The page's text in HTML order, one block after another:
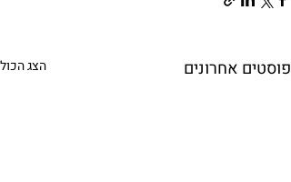
פוסטים אחרונים הצג הכול